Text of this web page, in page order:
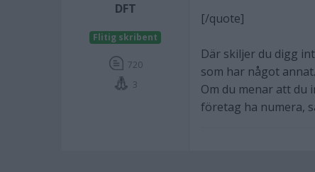
DFT
Flitig skribent
720
3
[/quote]
Där skiljer du digg
som har något annat.
Om du menar att du
företag ha numera,